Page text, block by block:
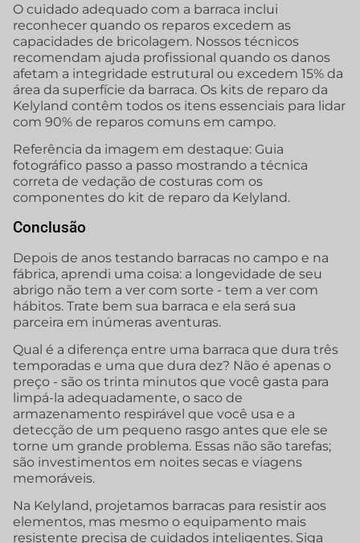
O cuidado adequado com a barraca inclui
reconhecer quando os reparos excedem as
capacidades de bricolagem. Nossos técnicos
recomendam ajuda profissional quando os danos
afetam a integridade estrutural ou excedem 15% da
área da superfície da barraca. Os kits de reparo da
Kelyland contêm todos os itens essenciais para lidar
com 90% de reparos comuns em campo.
Referência da imagem em destaque: Guia
fotográfico passo a passo mostrando a técnica
correta de vedação de costuras com os
componentes do kit de reparo da Kelyland.
Conclusão
Depois de anos testando barracas no campo e na
fábrica, aprendi uma coisa: a longevidade de seu
abrigo não tem a ver com sorte - tem a ver com
hábitos. Trate bem sua barraca e ela será sua
parceira em inúmeras aventuras.
Qual é a diferença entre uma barraca que dura três
temporadas e uma que dura dez? Não é apenas o
preço - são os trinta minutos que você gasta para
limpá-la adequadamente, o saco de
armazenamento respirável que você usa e a
detecção de um pequeno rasgo antes que ele se
torne um grande problema. Essas não são tarefas;
são investimentos em noites secas e viagens
memoráveis.
Na Kelyland, projetamos barracas para resistir aos
elementos, mas mesmo o equipamento mais
resistente precisa de cuidados inteligentes. Siga